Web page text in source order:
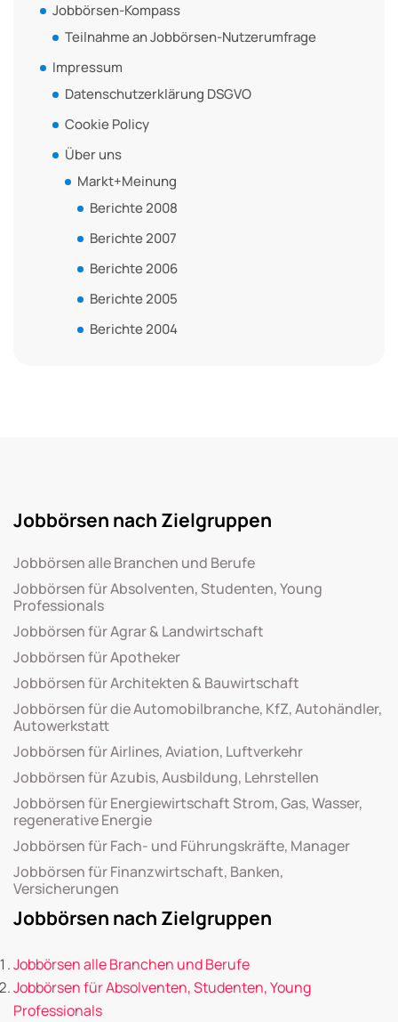
Jobbörsen-Kompass
Teilnahme an Jobbörsen-Nutzerumfrage
Impressum
Datenschutzerklärung DSGVO
Cookie Policy
Über uns
Markt+Meinung
Berichte 2008
Berichte 2007
Berichte 2006
Berichte 2005
Berichte 2004
Jobbörsen nach Zielgruppen
Jobbörsen alle Branchen und Berufe
Jobbörsen für Absolventen, Studenten, Young
Professionals
Jobbörsen für Agrar & Landwirtschaft
Jobbörsen für Apotheker
Jobbörsen für Architekten & Bauwirtschaft
Jobbörsen für die Automobilbranche, KfZ, Autohändler,
Autowerkstatt
Jobbörsen für Airlines, Aviation, Luftverkehr
Jobbörsen für Azubis, Ausbildung, Lehrstellen
Jobbörsen für Energiewirtschaft Strom, Gas, Wasser,
regenerative Energie
Jobbörsen für Fach- und Führungskräfte, Manager
Jobbörsen für Finanzwirtschaft, Banken,
Versicherungen
Jobbörsen nach Zielgruppen
Jobbörsen alle Branchen und Berufe
Jobbörsen für Absolventen, Studenten, Young
Professionals